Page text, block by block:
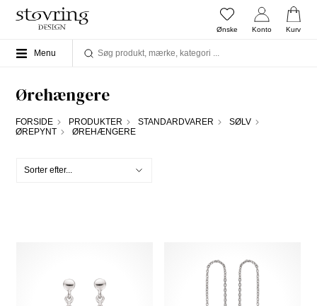
Ønske Konto Kurv
Menu
Ørehængere
FORSIDE PRODUKTER STANDARDVARER
SØLV
ØREPYNT
ØREHÆNGERE